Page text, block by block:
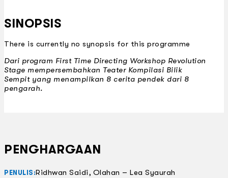
SINOPSIS
There is currently no synopsis for this programme
Dari program First Time Directing Workshop Revolution
Stage mempersembahkan Teater Kompilasi Bilik
Sempit yang menampilkan 8 cerita pendek dari 8
pengarah.
PENGHARGAAN
PENULIS:Ridhwan Saidi, Olahan – Lea Syaurah